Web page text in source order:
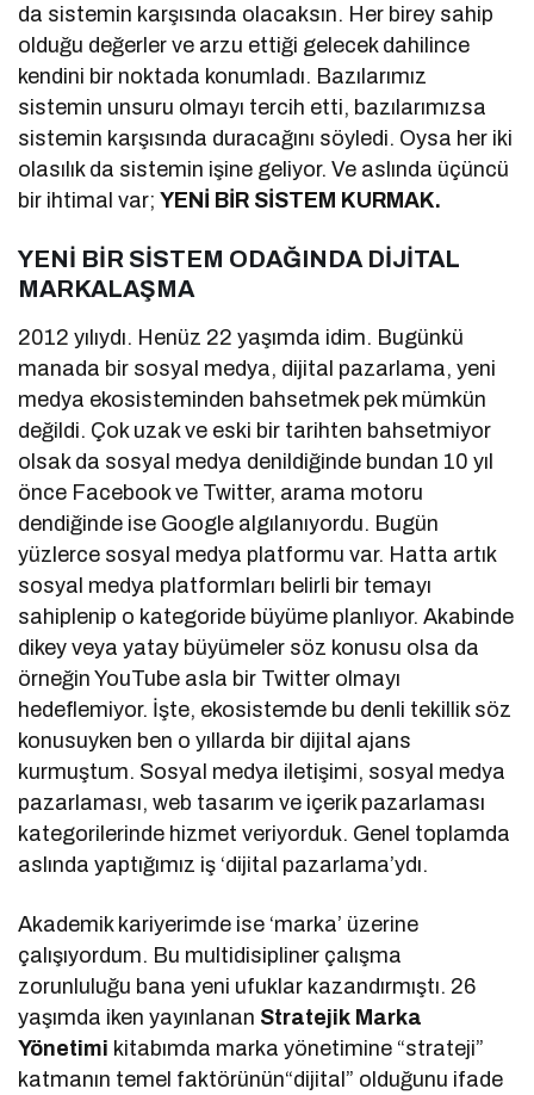
da sistemin karşısında olacaksın. Her birey sahip
olduğu değerler ve arzu ettiği gelecek dahilince
kendini bir noktada konumladı. Bazılarımız
sistemin unsuru olmayı tercih etti, bazılarımızsa
sistemin karşısında duracağını söyledi. Oysa her iki
olasılık da sistemin işine geliyor. Ve aslında üçüncü
bir ihtimal var;YENİ BİR SİSTEM KURMAK.
YENİ BİR SİSTEM ODAĞINDA DİJİTAL
MARKALAŞMA
2012 yılıydı. Henüz 22 yaşımda idim. Bugünkü
manada bir sosyal medya, dijital pazarlama, yeni
medya ekosisteminden bahsetmek pek mümkün
değildi. Çok uzak ve eski bir tarihten bahsetmiyor
olsak da sosyal medya denildiğinde bundan 10 yıl
önce Facebook ve Twitter, arama motoru
dendiğinde ise Google algılanıyordu. Bugün
yüzlerce sosyal medya platformu var. Hatta artık
sosyal medya platformları belirli bir temayı
sahiplenip o kategoride büyüme planlıyor. Akabinde
dikey veya yatay büyümeler söz konusu olsa da
örneğin YouTube asla bir Twitter olmayı
hedeflemiyor. İşte, ekosistemde bu denli tekillik söz
konusuyken ben o yıllarda bir dijital ajans
kurmuştum. Sosyal medya iletişimi, sosyal medya
pazarlaması, web tasarım ve içerik pazarlaması
kategorilerinde hizmet veriyorduk. Genel toplamda
aslında yaptığımız iş ‘dijital pazarlama’ydı.
Akademik kariyerimde ise ‘marka’ üzerine
çalışıyordum. Bu multidisipliner çalışma
zorunluluğu bana yeni ufuklar kazandırmıştı. 26
yaşımda iken yayınlanan Stratejik Marka
Yönetimi kitabımda marka yönetimine “strateji”
katmanın temel faktörünün“dijital” olduğunu ifade